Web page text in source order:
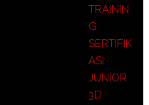
TRAININ
G
SERTIFIK
ASI
JUNIOR
3D